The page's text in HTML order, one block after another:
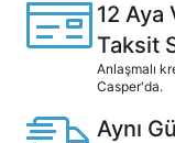
12 Aya
Taksit
Anlaşmalı
Casper'da.
Aynı